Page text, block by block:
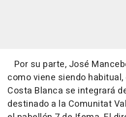
Por su parte, José
como viene siendo
Costa Blanca se integrará
destinado a la Comunitat